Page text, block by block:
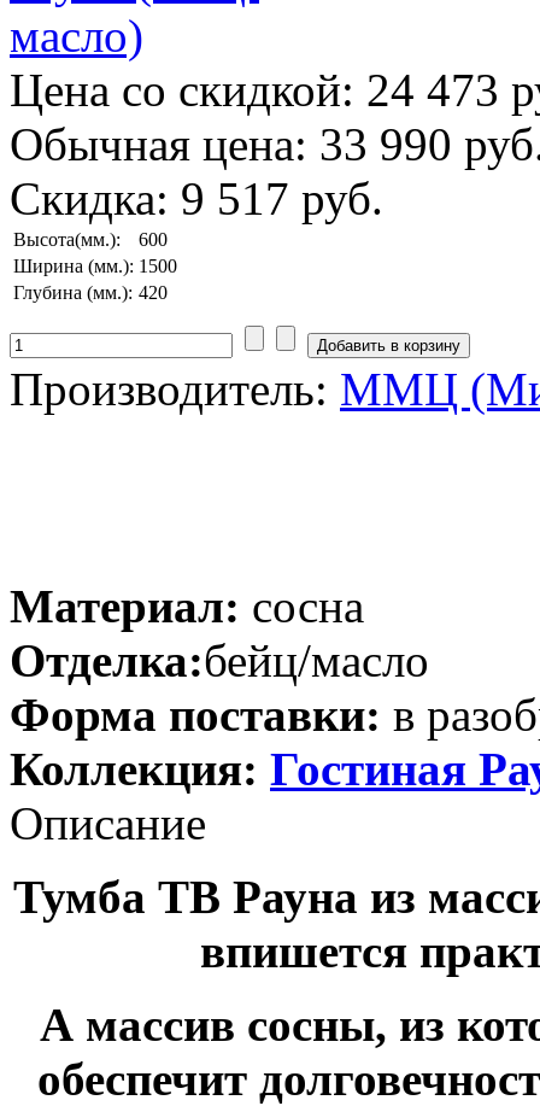
Цена со скидкой: 24 473
Обычная цена: 33 990
Скидка: 9 517 руб.
Высота(мм.):
600
Ширина (мм.): 1500
Глубина (мм.): 420
Производитель: ММЦ
Материал: сосна
Отделка:бейц/масло
Форма поставки: в
Коллекция: Гостиная
Описание
Тумба ТВ Рауна из
впишется
А массив сосны, из
обеспечит